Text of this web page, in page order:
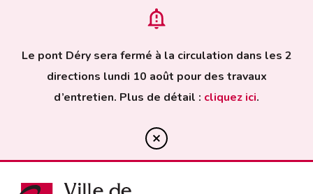
Le pont Déry sera fermé à la circulation dans les 2
directions lundi 10 août pour des travaux
d’entretien. Plus de détail : cliquez ici.